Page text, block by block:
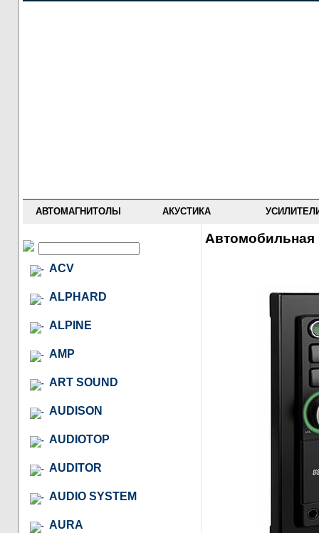
АВТОМАГНИТОЛЫ АКУСТИКА
ACV
ALPHARD
ALPINE
AMP
ART SOUND
AUDISON
AUDIOTOP
AUDITOR
AUDIO SYSTEM
AURA
Автомобильная